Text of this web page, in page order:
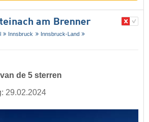
am Brenner
Innsbruck
Innsbruck-Land
de 5 sterren
29.02.2024